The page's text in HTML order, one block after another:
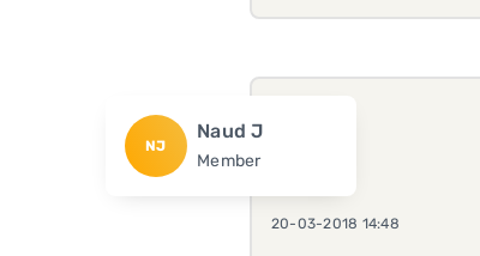
NJ
Naud J
Member
20-03-2018 14:48